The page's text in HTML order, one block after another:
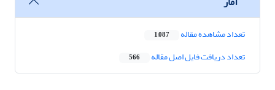
تعداد مشاهده مقاله 1,087
تعداد دریافت فایل اصل مقاله 566